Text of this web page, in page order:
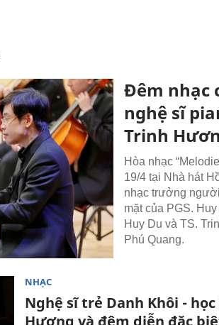
Đêm nhạc
nghệ sĩ
Trinh
Hòa nhạc
19/4 tại Nhà hát
nhạc trưởng
mặt của PGS.
Huy Du và TS.
Phú Quang.
NHẠC
Nghệ sĩ trẻ Danh Khôi -
Hương và đêm diễn đặc